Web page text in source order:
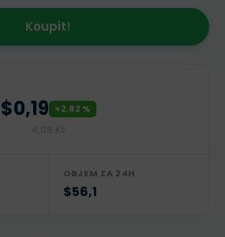
Koupit!
$0,19 +2,82 %
OBJEM ZA 24H
$56,1